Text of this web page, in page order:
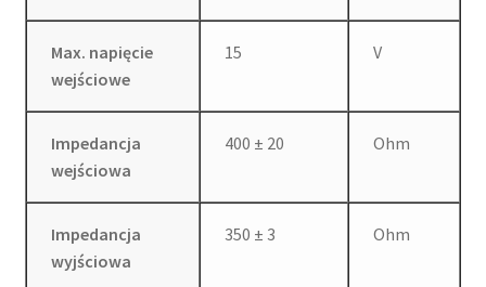
Max. napięcie
wejściowe
15 V
Impedancja
wejściowa
400 ± 20 Ohm
Impedancja
wyjściowa
350 ± 3 Ohm